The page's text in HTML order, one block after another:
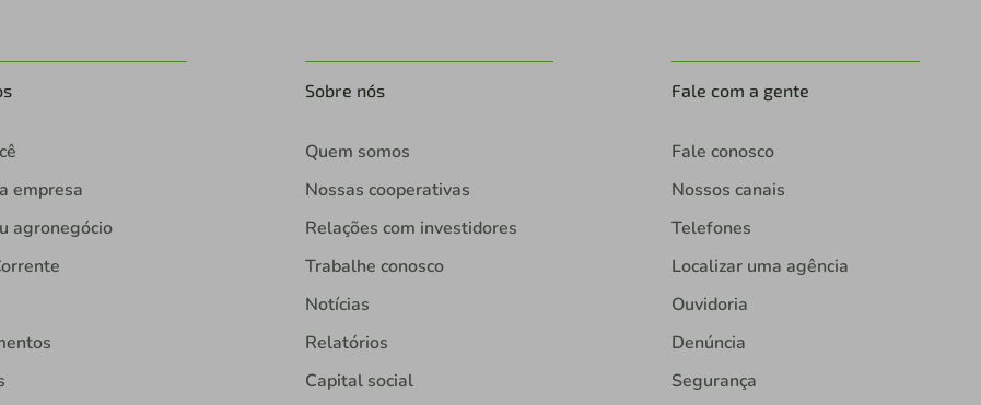
empresa
agronegócio
Sobre nós
Quem somos
Nossas cooperativas
Relações com investidores
Trabalhe conosco
Notícias
Relatórios
Capital social
Fale com a gente
Fale conosco
Nossos canais
Telefones
Localizar uma agência
Ouvidoria
Denúncia
Segurança